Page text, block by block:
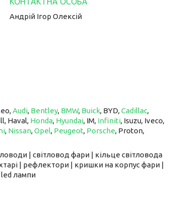
Андрій Ігор Олексій
Audi, Bentley, BMW, Buick, BYD,Cadillac,
Haval, Honda, Hyundai, IM, ​​​​​​​ Infiniti, Isuzu, Iveco,
, Nissan,Opel, Peugeot, Porsche, Proton, ​​​​​​​
| світловод фари | кільце світловода
| рефлектори | кришки на корпус фари |
led лампи